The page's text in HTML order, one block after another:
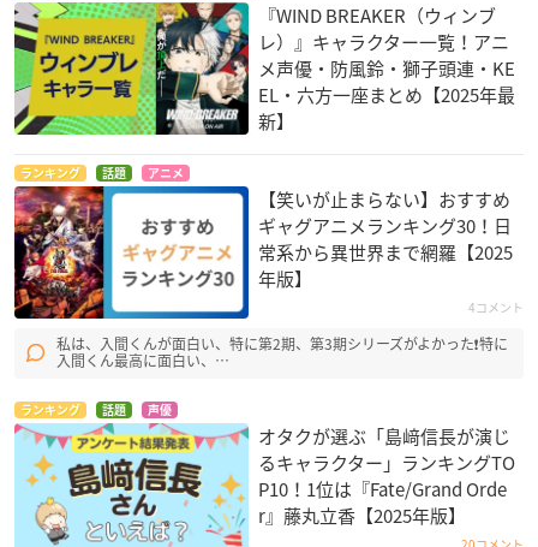
『WIND BREAKER（ウィンブ
レ）』キャラクター一覧！アニ
メ声優・防風鈴・獅子頭連・KE
EL・六方一座まとめ【2025年最
新】
ランキング 話題 アニメ
【笑いが止まらない】おすすめ
ギャグアニメランキング30！日
常系から異世界まで網羅【2025
年版】
4コメント
私は、入間くんが面白い、特に第2期、第3期シリーズがよかった❗特に
入間くん最高に面白い、…
ランキング 話題 声優
オタクが選ぶ「島﨑信長が演じ
るキャラクター」ランキングTO
P10！1位は『Fate/Grand Orde
r』藤丸立香【2025年版】